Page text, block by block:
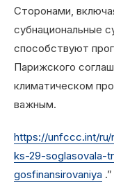
Сторонами,
субнациональные
способствуют
Парижского
климатическом
важным.
https://unfccc.int/
ks-29-soglasovala-
gosfinansirovaniya .”